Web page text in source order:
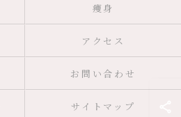
痩身
アクセス
お問い合わせ
サイトマップ